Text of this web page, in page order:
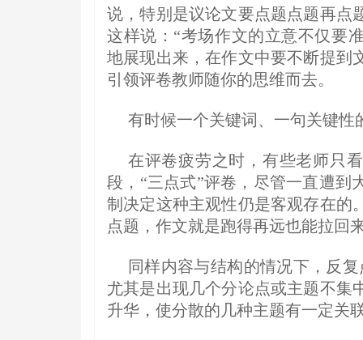
说，特别是议论文要点题点题再点
这样说：“考场作文的立意不仅要
地展现出来，在作文中要不断提到
引领评卷教师随你的思维而去。
有时候一个关键词、一句关键性
在评卷疲劳之时，有些老师只
段，“三点式”评卷，尽管一直遭到
制决定这种主观性仍是客观存在的
点题，作文就是跑得再远也能拉回
同样内容与结构的情况下，反
尤其是出现几个分论点或主题不集
升华，使分散的几种主题有一定关